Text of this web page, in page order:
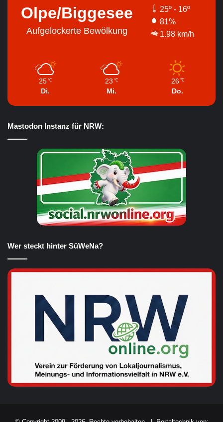
Olpe/Biggesee
Aufgelockerte Bewölkung
25º - 16º
81%
1.98 km/h
25 ℃
Di.
23 ℃
Mi.
26 ℃
Do.
Mastodon Instanz für NRW:
Wer steckt hinter SüWeNa?